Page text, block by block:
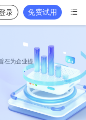
录 免费试用 
在为企业提